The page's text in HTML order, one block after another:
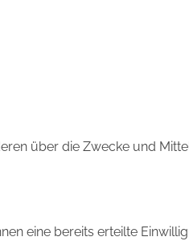
über die Zwecke und
eine bereits erteilte